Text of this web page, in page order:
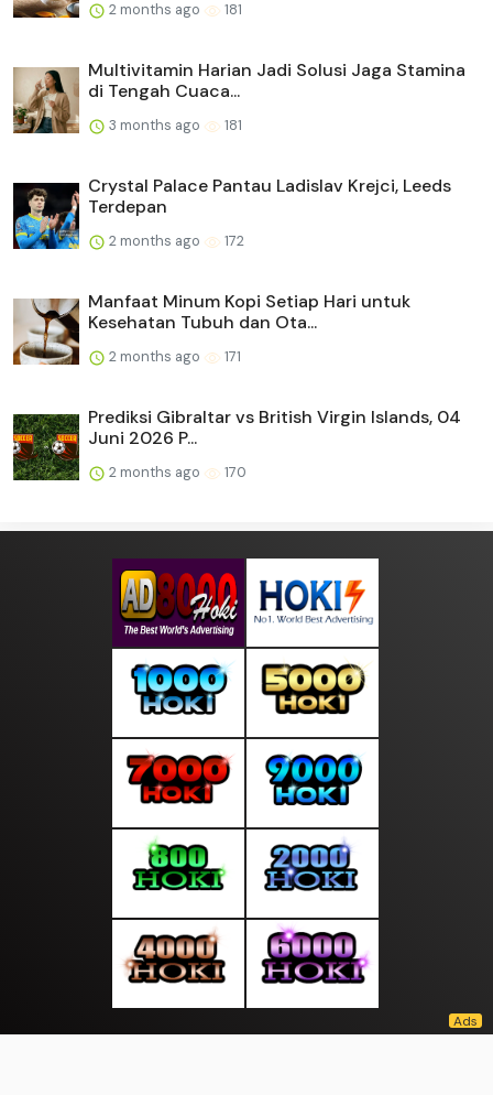
2 months ago 181
Multivitamin Harian Jadi Solusi Jaga Stamina
di Tengah Cuaca...
3 months ago 181
Crystal Palace Pantau Ladislav Krejci, Leeds
Terdepan
2 months ago 172
Manfaat Minum Kopi Setiap Hari untuk
Kesehatan Tubuh dan Ota...
2 months ago 171
Prediksi Gibraltar vs British Virgin Islands, 04
Juni 2026 P...
2 months ago 170